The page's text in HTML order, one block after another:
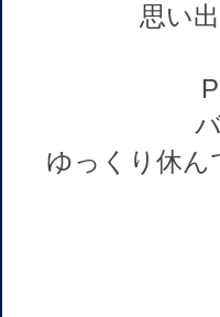
思い
ゆっくり休ん